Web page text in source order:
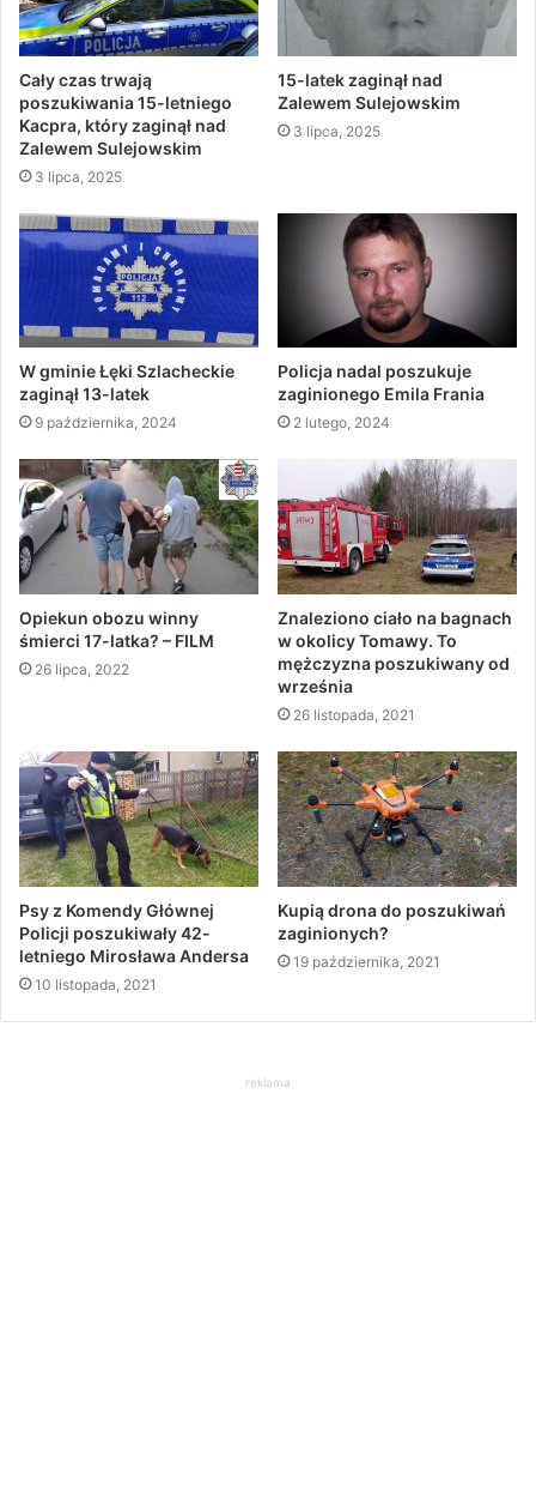
Cały czas trwają
poszukiwania 15-letniego
Kacpra, który zaginął nad
Zalewem Sulejowskim
3 lipca, 2025
15-latek zaginął nad
Zalewem Sulejowskim
3 lipca, 2025
W gminie Łęki Szlacheckie
zaginął 13-latek
9 października, 2024
Policja nadal poszukuje
zaginionego Emila Frania
2 lutego, 2024
Opiekun obozu winny
śmierci 17-latka? – FILM
26 lipca, 2022
Znaleziono ciało na bagnach
w okolicy Tomawy. To
mężczyzna poszukiwany od
września
26 listopada, 2021
Psy z Komendy Głównej
Policji poszukiwały 42-
letniego Mirosława Andersa
10 listopada, 2021
Kupią drona do poszukiwań
zaginionych?
19 października, 2021
reklama